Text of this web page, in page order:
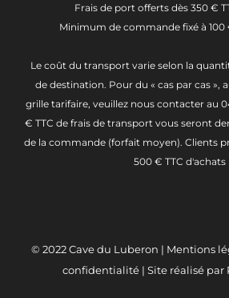
Frais de port offerts dès 350 €
Minimum de commande fixé à 100
Le coût du transport varie selon la
de destination. Pour du « cas par cas »,
grille tarifaire, veuillez nous contacter au
€ TTC de frais de transport vous seront
de la commande (forfait moyen). Clients
500 € TTC d'achats
© 2022Cave du Luberon | Mentions
confidentialité | Site réalisé par